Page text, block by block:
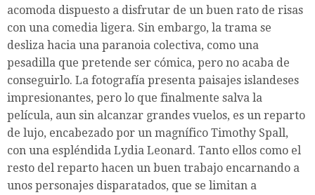
acomoda dispuesto a disfrutar de un buen rato de risas
con una comedia ligera. Sin embargo, la trama se
desliza hacia una paranoia colectiva, como una
pesadilla que pretende ser cómica, pero no acaba de
conseguirlo. La fotografía presenta paisajes islandeses
impresionantes, pero lo que finalmente salva la
película, aun sin alcanzar grandes vuelos, es un reparto
de lujo, encabezado por un magnífico Timothy Spall,
con una espléndida Lydia Leonard. Tanto ellos como el
resto del reparto hacen un buen trabajo encarnando a
unos personajes disparatados, que se limitan a